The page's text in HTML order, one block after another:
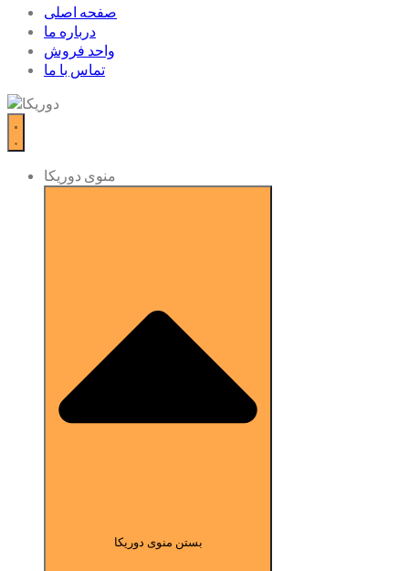
صفحه اصلی
درباره ما
واحد فروش
تماس با ما
منوی دوریکا
بستن منوی دوریکا